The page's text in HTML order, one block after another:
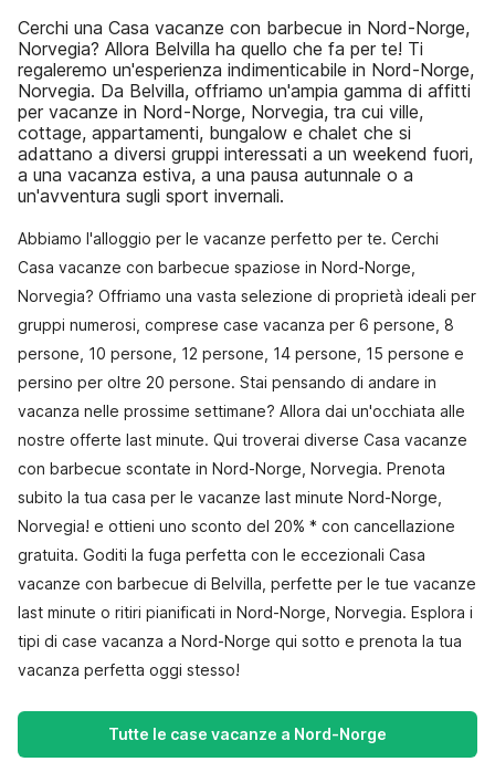
Cerchi una Casa vacanze con barbecue in Nord-Norge,
Norvegia? Allora Belvilla ha quello che fa per te! Ti
regaleremo un'esperienza indimenticabile in Nord-Norge,
Norvegia. Da Belvilla, offriamo un'ampia gamma di affitti
per vacanze in Nord-Norge, Norvegia, tra cui ville,
cottage, appartamenti, bungalow e chalet che si
adattano a diversi gruppi interessati a un weekend fuori,
a una vacanza estiva, a una pausa autunnale o a
un'avventura sugli sport invernali.
Abbiamo l'alloggio per le vacanze perfetto per te. Cerchi
Casa vacanze con barbecue spaziose in Nord-Norge,
Norvegia? Offriamo una vasta selezione di proprietà ideali per
gruppi numerosi, comprese case vacanza per 6 persone, 8
persone, 10 persone, 12 persone, 14 persone, 15 persone e
persino per oltre 20 persone. Stai pensando di andare in
vacanza nelle prossime settimane? Allora dai un'occhiata alle
nostre offerte last minute. Qui troverai diverse Casa vacanze
con barbecue scontate in Nord-Norge, Norvegia. Prenota
subito la tua casa per le vacanze last minute Nord-Norge,
Norvegia! e ottieni uno sconto del 20% * con cancellazione
gratuita. Goditi la fuga perfetta con le eccezionali Casa
vacanze con barbecue di Belvilla, perfette per le tue vacanze
last minute o ritiri pianificati in Nord-Norge, Norvegia. Esplora i
tipi di case vacanza a Nord-Norge qui sotto e prenota la tua
vacanza perfetta oggi stesso!
Tutte le case vacanze a Nord-Norge